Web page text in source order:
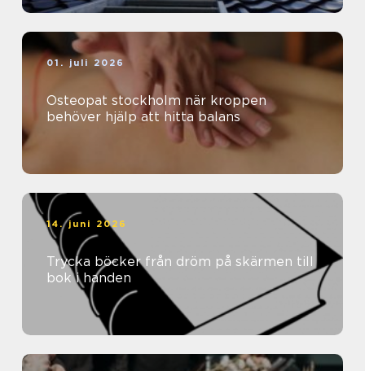
01. juli 2026
Osteopat stockholm när kroppen
behöver hjälp att hitta balans
14. juni 2026
Trycka böcker från dröm på skärmen till
bok i handen